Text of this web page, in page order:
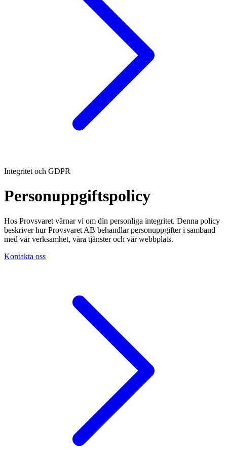
Integritet och GDPR
Personuppgiftspolicy
Hos Provsvaret värnar vi om din personliga integritet. Denna policy
beskriver hur Provsvaret AB behandlar personuppgifter i samband
med vår verksamhet, våra tjänster och vår webbplats.
Kontakta oss